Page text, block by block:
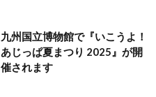
九州国立博物館で『いこうよ！
あじっぱ夏まつり 2025』が開
催されます